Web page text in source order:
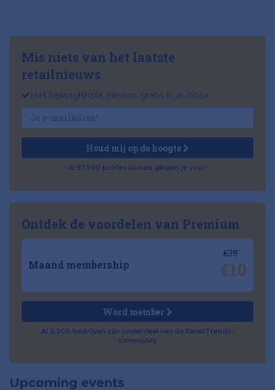
Mis niets van het laatste
retailnieuws
Het belangrijkste nieuws, gratis in je inbox
Houd mij op de hoogte
Al 57.500 professionals gingen je voor!
Ontdek de voordelen van Premium
Maand membership
€39
€10
Word member
Al 2.500 bedrijven zijn onderdeel van de RetailTrends-
community
Upcoming events